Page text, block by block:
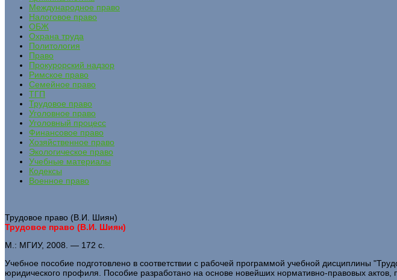
Международное право
Налоговое право
ОБЖ
Охрана труда
Политология
Право
Прокурорский надзор
Римское право
Семейное право
ТГП
Трудовое право
Уголовное право
Уголовный процесс
Финансовое право
Хозяйственное право
Экологическое право
Учебные материалы
Кодексы
Военное право
Трудовое право (В.И. Шиян)
Трудовое право (В.И. Шиян)
М.: МГИУ, 2008. — 172 с.
Учебное пособие подготовлено в соответствии с рабочей программой учебной дисциплины
юридического профиля. Пособие разработано на основе новейших нормативно-правовых